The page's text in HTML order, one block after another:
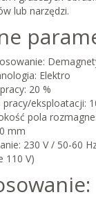
lub narzędzi.
Elektro
20 %
pracy/eksploatacji:
pola
mm
230 V / 50-60
110 V)